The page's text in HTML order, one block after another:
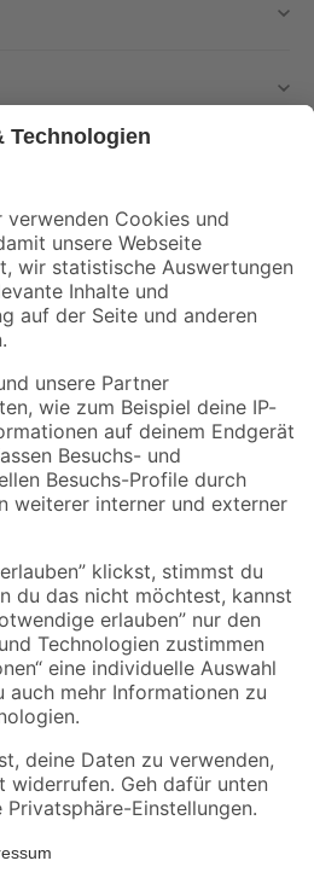
und Aktionen mehr verpassen!
Versandarten
MwSt.. Die dargestellten Angebote sind unter
Die angegebenen Verfügbarkeiten beziehen
gilt nicht für Artikel mit Speditionsversand, hier